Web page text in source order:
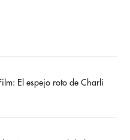
El espejo roto de Charli